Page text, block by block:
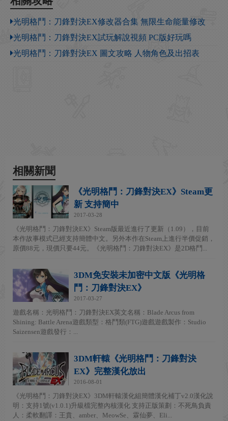
光明格鬥：刀鋒對決EX修改器合集 無限生命能量修改
光明格鬥：刀鋒對決EX試玩解說視頻 PC版好玩嗎
光明格鬥：刀鋒對決EX 圖文攻略 人物角色及出招表
相關新聞
《光明格鬥：刀鋒對決EX》Steam更
新 支持簡中
2017-03-28
《光明格鬥：刀鋒對決EX》Steam版最近進行了更新（1.09），目前
本作故事模式已經支持簡體中文。另外本作在Steam上進行半價促銷，
原價88元，現價只要44元。《光明格鬥：刀鋒對決EX》是2D格鬥...
3DM免安裝未加密中文版《光明格
鬥：刀鋒對決EX》
2017-03-27
遊戲名稱：光明格鬥：刀鋒對決EX英文名稱：Blade Arcus from
Shining: Battle Arena遊戲類型：格鬥類(FTG)遊戲遊戲製作：Studio
Saizensen遊戲發行：...
3DM軒轅《光明格鬥：刀鋒對決
EX》完整漢化放出
2016-08-01
《光明格鬥：刀鋒對決EX》3DM軒轅漢化組簡體漢化補丁v2.0漢化說
明：支持1號(v1.0.1)升級檔完整內核漢化 支持正版策劃：不死鳥負責
人：柔軟翻譯：王賁、amber、MeowSe、霖仙夢、Eli...